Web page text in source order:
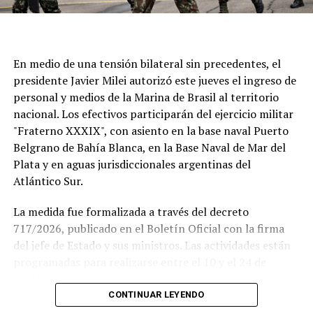
Si se concreta, la visita del Sumo Pontífice sería un
fútbol argentino.
En medio de una tensión bilateral sin precedentes, el
presidente Javier Milei autorizó este jueves el ingreso de
personal y medios de la Marina de Brasil al territorio
nacional. Los efectivos participarán del ejercicio militar
"Fraterno XXXIX", con asiento en la base naval Puerto
Belgrano de Bahía Blanca, en la Base Naval de Mar del
Plata y en aguas jurisdiccionales argentinas del
Atlántico Sur.
La medida fue formalizada a través del decreto
717/2026, publicado en el Boletín Oficial con la firma
del jefe de Estado y sus ministros. Las actividades están
CONTINUAR LEYENDO